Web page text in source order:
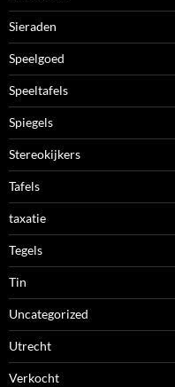
Sieraden
Speelgoed
Speeltafels
Spiegels
Stereokijkers
Tafels
taxatie
Tegels
Tin
Uncategorized
Utrecht
Verkocht